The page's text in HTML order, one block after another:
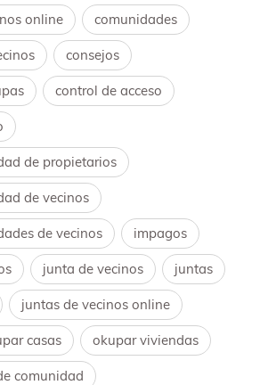
online comunidades
consejos
control de acceso
de propietarios
de vecinos
de vecinos impagos
junta de vecinos juntas
juntas de vecinos online
casas okupar viviendas
comunidad